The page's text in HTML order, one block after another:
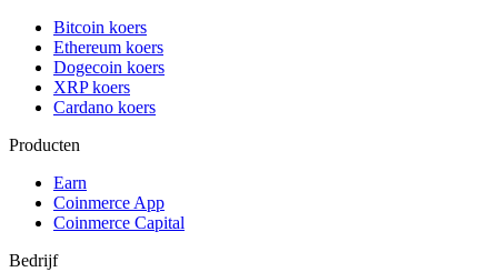
Bitcoin koers
Ethereum koers
Dogecoin koers
XRP koers
Cardano koers
Producten
Earn
Coinmerce App
Coinmerce Capital
Bedrijf